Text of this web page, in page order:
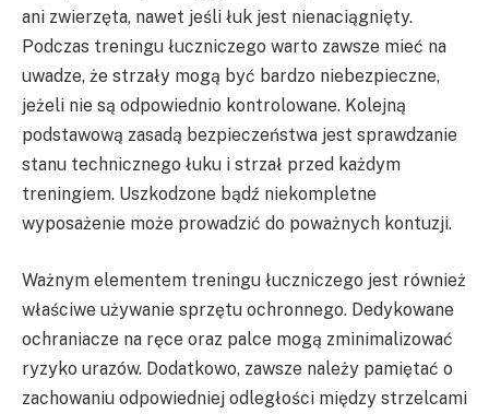
ani zwierzęta, nawet jeśli łuk jest nienaciągnięty.
Podczas treningu łuczniczego warto zawsze mieć na
uwadze, że strzały mogą być bardzo niebezpieczne,
jeżeli nie są odpowiednio kontrolowane. Kolejną
podstawową zasadą bezpieczeństwa jest sprawdzanie
stanu technicznego łuku i strzał przed każdym
treningiem. Uszkodzone bądź niekompletne
wyposażenie może prowadzić do poważnych kontuzji.
Ważnym elementem treningu łuczniczego jest również
właściwe używanie sprzętu ochronnego. Dedykowane
ochraniacze na ręce oraz palce mogą zminimalizować
ryzyko urazów. Dodatkowo, zawsze należy pamiętać o
zachowaniu odpowiedniej odległości między strzelcami